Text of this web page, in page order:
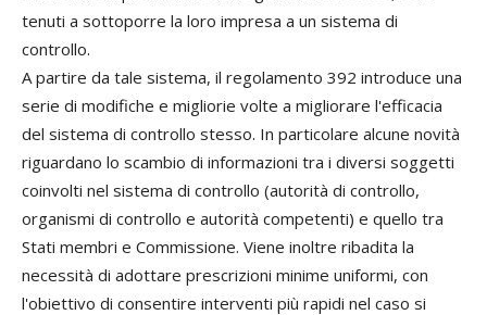
tenuti a sottoporre la loro impresa a un sistema di
controllo.
A partire da tale sistema, il regolamento 392 introduce una
serie di modifiche e migliorie volte a migliorare l'efficacia
del sistema di controllo stesso. In particolare alcune novità
riguardano lo scambio di informazioni tra i diversi soggetti
coinvolti nel sistema di controllo (autorità di controllo,
organismi di controllo e autorità competenti) e quello tra
Stati membri e Commissione. Viene inoltre ribadita la
necessità di adottare prescrizioni minime uniformi, con
l'obiettivo di consentire interventi più rapidi nel caso si